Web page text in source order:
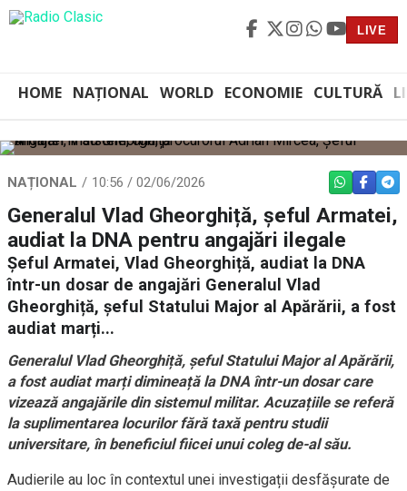
LIVE
HOME NAȚIONAL WORLD ECONOMIE CULTURĂ
NAȚIONAL 10:56 / 02/06/2026 WHATSAPP
Generalul Vlad Gheorghiță, șeful Armatei,
audiat la DNA pentru angajări ilegale
Șeful Armatei, Vlad Gheorghiță, audiat la DNA
într-un dosar de angajări Generalul Vlad
Gheorghiță, șeful Statului Major al Apărării, a fost
audiat marți...
Generalul Vlad Gheorghiță, șeful Statului Major al Apărării,
a fost audiat marți dimineață la DNA într-un dosar care
vizează angajările din sistemul militar. Acuzațiile se referă
la suplimentarea locurilor fără taxă pentru studii
universitare, în beneficiul fiicei unui coleg de-al său.
Audierile au loc în contextul unei investigații desfășurate de